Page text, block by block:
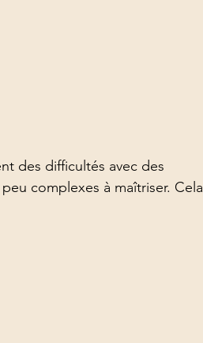
des difficultés avec des
complexes à maîtriser. Cela